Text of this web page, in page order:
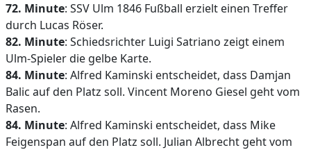
72. Minute: SSV Ulm 1846 Fußball erzielt einen Treffer
durch Lucas Röser.
82. Minute: Schiedsrichter Luigi Satriano zeigt einem
Ulm-Spieler die gelbe Karte.
84. Minute: Alfred Kaminski entscheidet, dass Damjan
Balic auf den Platz soll. Vincent Moreno Giesel geht vom
Rasen.
84. Minute: Alfred Kaminski entscheidet, dass Mike
Feigenspan auf den Platz soll. Julian Albrecht geht vom